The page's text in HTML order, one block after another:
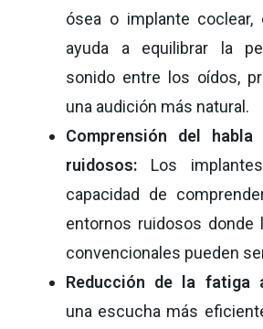
ósea o implante coclear,
ayuda a equilibrar la
sonido entre los oídos,
una audición más natural.
Comprensión del
ruidosos: Los
capacidad de
entornos ruidosos donde
convencionales pueden
Reducción de la fatiga
una escucha más